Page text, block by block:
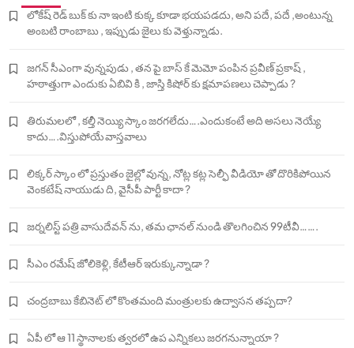
లోకేష్ రెడ్ బుక్ కు నా ఇంటి కుక్క కూడా భయపడదు, అని పదే, పదే ,అంటున్న
అంబటి రాంబాబు , ఇప్పుడు జైలు కు వెళ్తున్నాడు.
జగన్ సీఎంగా వున్నపుడు , తన పై బాస్ కే మెమో పంపిన ప్రవీణ్ ప్రకాష్ ,
హఠాత్తుగా ఎందుకు ఏబివి కి , జాస్తి కిషోర్ కు క్షమాపణలు చెప్పాడు ?
తిరుమలలో , కల్తీ నెయ్యి స్కాం జరగలేదు….ఎందుకంటే అది అసలు నెయ్యే
కాదు….విస్తుపోయే వాస్తవాలు
లిక్కర్ స్కాం లో ప్రస్తుతం జైల్లో వున్న, నోట్ల కట్ల సెల్ఫీ వీడియో తో దొరికిపోయిన
వెంకటేష్ నాయుడు ది, వైసీపీ పార్టీ కాదా ?
జర్నలిస్ట్ పత్రి వాసుదేవన్ ను, తమ ఛానల్ నుండి తొలగించిన 99టీవీ…….
సీఎం రమేష్ జోలికెళ్లి, కేటీఆర్ ఇరుక్కున్నాడా ?
చంద్రబాబు కేబినెట్ లో కొంతమంది మంత్రులకు ఉద్వాసన తప్పదా?
ఏపీ లో ఆ 11 స్థానాలకు త్వరలో ఉప ఎన్నికలు జరగనున్నాయా ?